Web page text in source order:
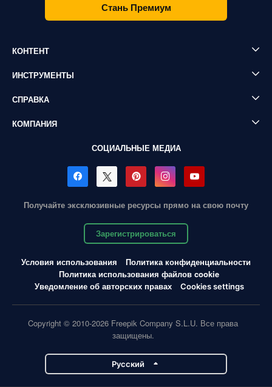
Стань Премиум
КОНТЕНТ
ИНСТРУМЕНТЫ
СПРАВКА
КОМПАНИЯ
СОЦИАЛЬНЫЕ МЕДИА
Получайте эксклюзивные ресурсы прямо на свою почту
Зарегистрироваться
Условия использования
Политика конфиденциальности
Политика использования файлов cookie
Уведомление об авторских правах
Cookies settings
Copyright © 2010-2026 Freepik Company S.L.U. Все права
защищены.
Pусский